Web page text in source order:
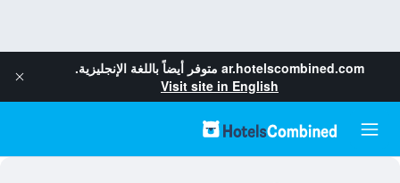
ar.hotelscombined.com متوفر أيضاً باللغة الإنجليزية.
Visit site in English